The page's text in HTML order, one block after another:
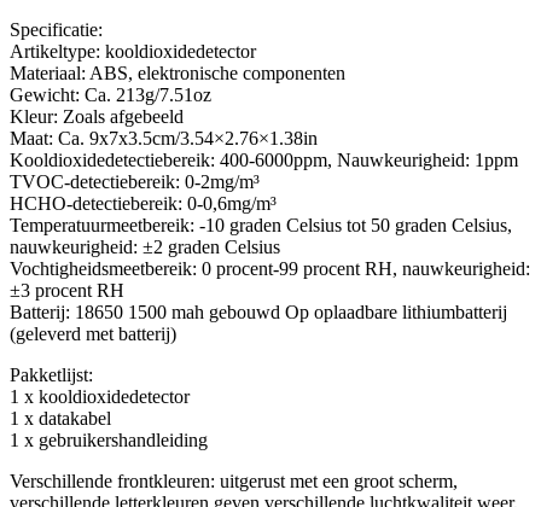
Specificatie:
Artikeltype: kooldioxidedetector
Materiaal: ABS, elektronische componenten
Gewicht: Ca. 213g/7.51oz
Kleur: Zoals afgebeeld
Maat: Ca. 9x7x3.5cm/3.54×2.76×1.38in
Kooldioxidedetectiebereik: 400-6000ppm, Nauwkeurigheid: 1ppm
TVOC-detectiebereik: 0-2mg/m³
HCHO-detectiebereik: 0-0,6mg/m³
Temperatuurmeetbereik: -10 graden Celsius tot 50 graden Celsius,
nauwkeurigheid: ±2 graden Celsius
Vochtigheidsmeetbereik: 0 procent-99 procent RH, nauwkeurigheid:
±3 procent RH
Batterij: 18650 1500 mah gebouwd Op oplaadbare lithiumbatterij
(geleverd met batterij)
Pakketlijst:
1 x kooldioxidedetector
1 x datakabel
1 x gebruikershandleiding
Verschillende frontkleuren: uitgerust met een groot scherm,
verschillende letterkleuren geven verschillende luchtkwaliteit weer,